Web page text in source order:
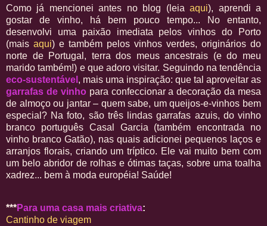
Como já mencionei antes no blog (leiaaqui), aprendi a
gostar de vinho, há bem pouco tempo... No entanto,
desenvolvi uma paixão imediata pelos vinhos do Porto
(mais aqui) e também pelos vinhos verdes, originários do
norte de Portugal, terra dos meus ancestrais (e do meu
marido também!) e que adoro visitar. Seguindo na tendência
eco-sustentável , mais uma inspiração: que tal aproveitar as
garrafas de vinho para confeccionar a decoração da mesa
de almoço ou jantar – quem sabe, um queijos-e-vinhos bem
especial? Na foto, são três lindas garrafas azuis, do vinho
branco português Casal Garcia (também encontrada no
vinho branco Gatão), nas quais adicionei pequenos laços e
arranjos florais, criando um tríptico. Ele vai muito bem com
um belo abridor de rolhas e ótimas taças, sobre uma toalha
xadrez... bem à moda européia! Saúde!
***Para uma casa mais criativa:
Cantinho de viagem